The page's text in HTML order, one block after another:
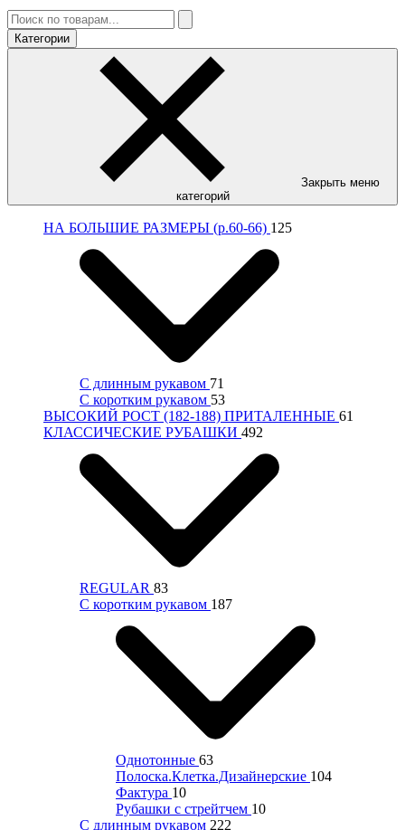
Категории
Закрыть меню
категорий
НА БОЛЬШИЕ РАЗМЕРЫ (р.60-66) 125
С длинным рукавом 71
С коротким рукавом 53
ВЫСОКИЙ РОСТ (182-188) ПРИТАЛЕННЫЕ 61
КЛАССИЧЕСКИЕ РУБАШКИ 492
REGULAR 83
С коротким рукавом 187
Однотонные 63
Полоска.Клетка.Дизайнерские 104
Фактура 10
Рубашки с стрейтчем 10
С длинным рукавом 222